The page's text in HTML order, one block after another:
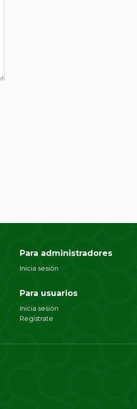
Para administradores
Inicia sesión
Para usuarios
Inicia sesión
Regístrate